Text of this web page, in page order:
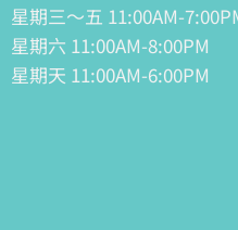
星期三～五 11:00AM-
星期六 11:00AM-8:00PM
星期天 11:00AM-6:00PM